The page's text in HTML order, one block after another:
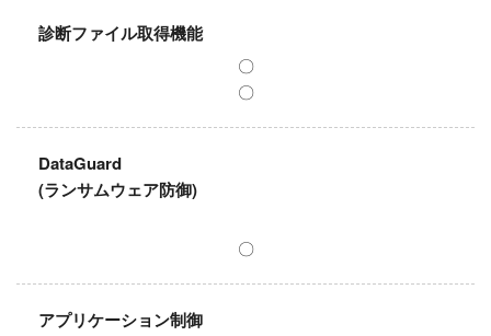
診断ファイル取得機能
〇
〇
DataGuard
(ランサムウェア防御)
〇
アプリケーション制御